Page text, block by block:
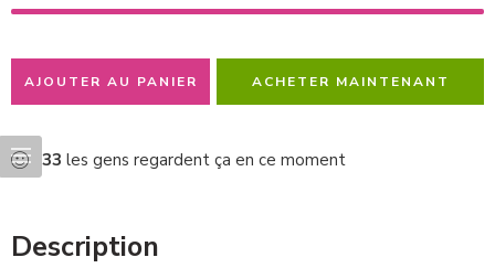
AJOUTER AU PANIER ACHETER MAINTENANT
33 les gens regardent ça en ce moment
Description